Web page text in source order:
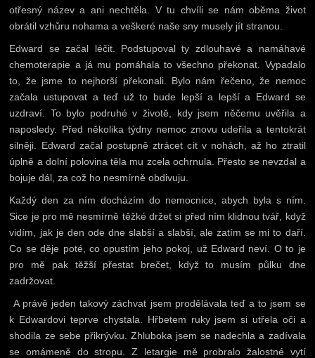
otřesný název a ani nechtěla. V tu chvíli se nám oběma život
obrátil vzhůru nohama a veškeré naše sny musely jít stranou.
Edward se začal léčit. Podstupoval ty zdlouhavé a namáhavé
chemoterapie a já mu pomáhala to všechno překonat. Vypadalo
to, že jsme to nejhorší překonali. Bylo nám řečeno, že nemoc
začala ustupovat a teď už to bude lepší a lepší a Edward se
uzdraví. To bylo podruhé v životě, kdy jsem něčemu uvěřila a
naposledy. Před několika týdny nemoc znovu udeřila a tentokrát
silněji. Edward začal postupně ztrácet cit v nohách, až ho ztratil
úplně a dolní polovina těla mu zcela ochrnula. Přesto se nevzdal a
bojuje dál, za což ho nesmírně obdivuju.
Každý den za ním docházím do nemocnice, abych byla s ním.
Sice je pro mě nesmírně těžké držet si před ním klidnou tvář, když
vidím, jak je den ode dne slabší a slabší, ale zatím se mi to daří.
Co se děje poté, co opustím jeho pokoj, už Edward neví. O to je
pro mě pak těžší přestat brečet, když to musím půlku dne
zadržovat.
A právě jeden takový záchvat jsem prodělávala teď a to jsem se
k Edwardovi teprve chystala. Hřbetem ruky jsem si utřela oči a
shodila ze sebe přikrývku. Zhluboka jsem se nadechla a zadívala
se omámeně do stropu. Z letargie mě probralo žalostné vytí